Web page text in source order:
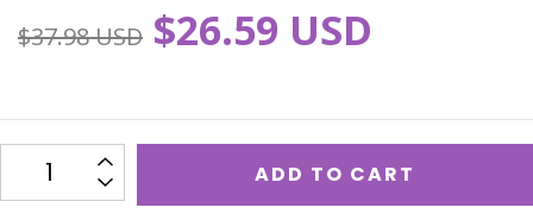
$37.98 USD $26.59 USD